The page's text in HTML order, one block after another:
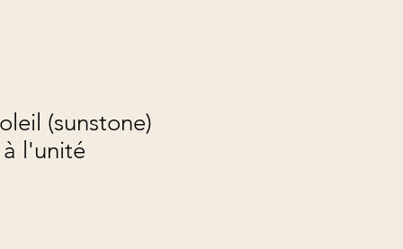
(sunstone)
l'unité